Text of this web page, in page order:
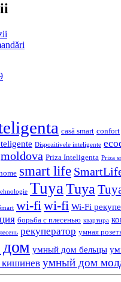
casă smart confort
Dispozitivele inteligente
moldova Priza Inteligenta Priza
smart life
Tuya Tuya
wi-fi wi-fi Wi-Fi
борьба с плесенью квартира
рекуператор умная
умный дом бельцы
умный дом